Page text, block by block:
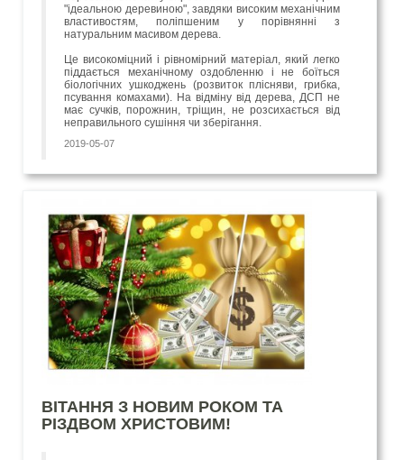
"ідеальною деревиною", завдяки високим механічним
властивостям, поліпшеним у порівнянні з
натуральним масивом дерева.
Це високоміцний і рівномірний матеріал, який легко
піддається механічному оздобленню і не боїться
біологічних ушкоджень (розвиток плісняви, грибка,
псування комахами). На відміну від дерева, ДСП не
має сучків, порожнин, тріщин, не розсихається від
неправильного сушіння чи зберігання.
2019-05-07
ВІТАННЯ З НОВИМ РОКОМ ТА
РІЗДВОМ ХРИСТОВИМ!